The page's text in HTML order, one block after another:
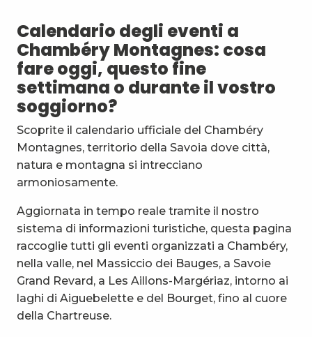
7ème Symposium de sculpture et rencontre
Exposition : Messages/Images, graphisme d'intérêt
Exposition de peinture Martine Sainte Mareville
Festi'Fecl
Visita guidata : la Santa Capella e il Castello dei Duchi
Festival Musique et Nature en Bauges
Passage en mode estival des piscines
Exposition : Quand la matière s'éveille
Visite commentée : A la Découverte de la Nuit
Calendario degli eventi a
Chambéry Montagnes: cosa
fare oggi, questo fine
settimana o durante il vostro
soggiorno?
Scoprite il calendario ufficiale del Chambéry
Montagnes, territorio della Savoia dove città,
natura e montagna si intrecciano
armoniosamente.
Aggiornata in tempo reale tramite il nostro
sistema di informazioni turistiche, questa pagina
raccoglie tutti gli eventi organizzati a Chambéry,
nella valle, nel Massiccio dei Bauges, a Savoie
Grand Revard, a Les Aillons-Margériaz, intorno ai
laghi di Aiguebelette e del Bourget, fino al cuore
della Chartreuse.